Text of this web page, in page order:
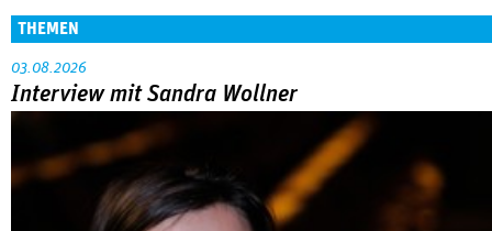
THEMEN
03.08.2026
Interview mit Sandra Wollner